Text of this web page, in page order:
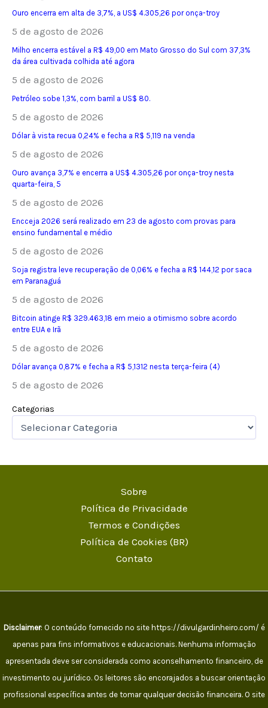
Ouro encerra em alta de 3,7%, a US$ 4.305,26 por onça-troy
5 de agosto de 2026
Milho encerra estável a R$ 49,00 em Mato Grosso do Sul com 37,3%
da área cultivada colhida até agora
5 de agosto de 2026
Petróleo sobe 1,3%, com barril a US$ 80.
5 de agosto de 2026
Dólar à vista recua 0,24% e fecha a R$ 5,119 na venda
5 de agosto de 2026
Ouro avança 3,7% e encerra a US$ 4.305,26 por onça-troy nesta
quarta-feira, 5
5 de agosto de 2026
Encceja 2026 será realizado em 23 de agosto com provas para
ensino fundamental e médio
5 de agosto de 2026
Soja registra leve recuperação de 0,06% e fecha a R$ 144,12 por saca
em Paranaguá
5 de agosto de 2026
Bitcoin atinge R$ 329.463,18 em meio a otimismo sobre acordo
entre EUA e Irã
5 de agosto de 2026
Dólar avança 0,87% e fecha a R$ 5,1312 nesta terça-feira (4)
5 de agosto de 2026
Categorias
Sobre
Política de Privacidade
Termos e Condições
Política de Cookies (BR)
Contato
Disclaimer: O conteúdo fornecido no site https://divulgardinheiro.com/ é
apenas para fins informativos e educacionais. Nenhuma informação
apresentada deve ser considerada como aconselhamento financeiro, de
investimento ou jurídico. Os leitores são encorajados a buscar orientação
profissional específica antes de tomar qualquer decisão financeira. O site